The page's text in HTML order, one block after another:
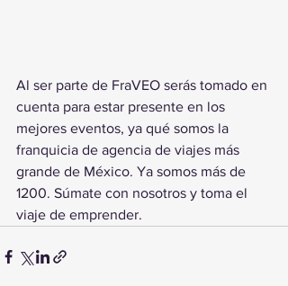
Al ser parte de FraVEO serás tomado en
cuenta para estar presente en los
mejores eventos, ya qué somos la
franquicia de agencia de viajes más
grande de México. Ya somos más de
1200. Súmate con nosotros y toma el
viaje de emprender.